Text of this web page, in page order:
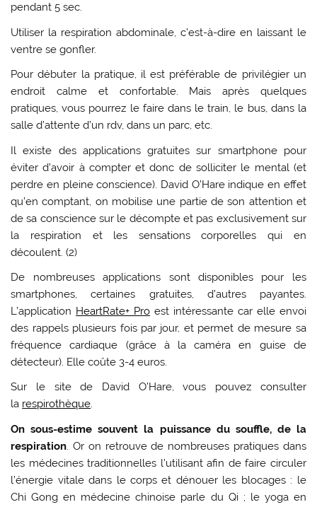
pendant 5 sec.
Utiliser la respiration abdominale, c’est-à-dire en laissant le
ventre se gonfler.
Pour débuter la pratique, il est préférable de privilégier un
endroit calme et confortable. Mais après quelques
pratiques, vous pourrez le faire dans le train, le bus, dans la
salle d’attente d’un rdv, dans un parc, etc.
Il existe des applications gratuites sur smartphone pour
éviter d’avoir à compter et donc de solliciter le mental (et
perdre en pleine conscience). David O’Hare indique en effet
qu’en comptant, on mobilise une partie de son attention et
de sa conscience sur le décompte et pas exclusivement sur
la respiration et les sensations corporelles qui en
découlent. (2)
De nombreuses applications sont disponibles pour les
smartphones, certaines gratuites, d’autres payantes.
L’application HeartRate+ Pro est intéressante car elle envoi
des rappels plusieurs fois par jour, et permet de mesure sa
fréquence cardiaque (grâce à la caméra en guise de
détecteur). Elle coûte 3-4 euros.
Sur le site de David O’Hare, vous pouvez consulter
la respirothèque.
On sous-estime souvent la puissance du souffle, de la
respiration. Or on retrouve de nombreuses pratiques dans
les médecines traditionnelles l’utilisant afin de faire circuler
l’énergie vitale dans le corps et dénouer les blocages : le
Chi Gong en médecine chinoise parle du Qi ; le yoga en